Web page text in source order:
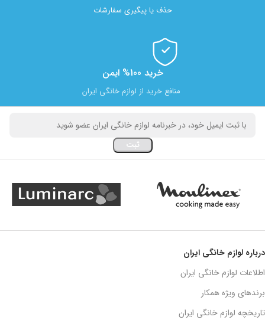
حذف یا پیگیری سفارشات
خرید 100% ایمن
منافع خرید از لوازم خانگی ایران
درباره لوازم خانگی ایران
اطلاعات لوازم خانگی ایران
برندهای ویژه همکار
تاریخچه لوازم خانگی ایران